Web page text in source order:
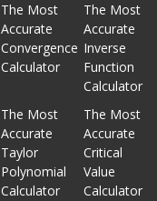
The Most
Accurate
Convergence
Calculator
The Most
Accurate
Inverse
Function
Calculator
The Most
Accurate
Taylor
Polynomial
Calculator
The Most
Accurate
Critical
Value
Calculator